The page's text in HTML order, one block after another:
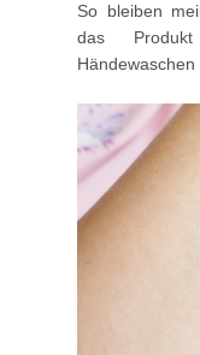
So bleiben
das
Händewaschen